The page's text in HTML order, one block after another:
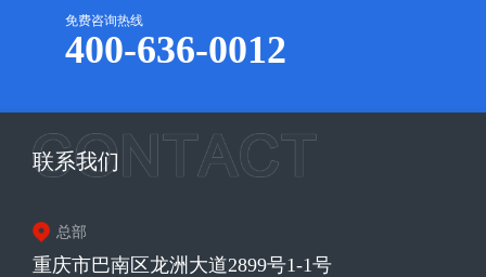
免费咨询热线
400-636-0012
联系我们
总部
重庆市巴南区龙洲大道2899号1-1号